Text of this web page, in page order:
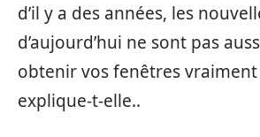
d’il y a des années, les
d’aujourd’hui ne sont pas
obtenir vos fenêtres
explique-t-elle..